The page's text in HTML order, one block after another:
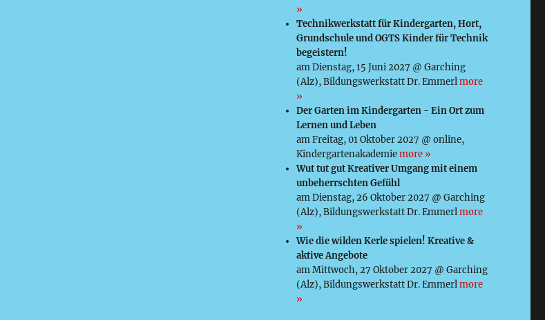
»
Technikwerkstatt für Kindergarten, Hort,
Grundschule und OGTS Kinder für Technik
begeistern!
am Dienstag, 15 Juni 2027 @ Garching
(Alz), Bildungswerkstatt Dr. Emmerlmore
»
Der Garten im Kindergarten - Ein Ort zum
Lernen und Leben
am Freitag, 01 Oktober 2027 @ online,
Kindergartenakademiemore »
Wut tut gut Kreativer Umgang mit einem
unbeherrschten Gefühl
am Dienstag, 26 Oktober 2027 @ Garching
(Alz), Bildungswerkstatt Dr. Emmerlmore
»
Wie die wilden Kerle spielen! Kreative &
aktive Angebote
am Mittwoch, 27 Oktober 2027 @ Garching
(Alz), Bildungswerkstatt Dr. Emmerlmore
»